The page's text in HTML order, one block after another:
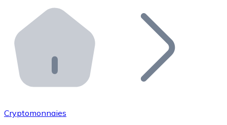
Distributeurs automatiques Bitnovo
Intégrez un ATM Bitnovo dans votre entreprise et
API Bitnovo
Intégrez notre API dans votre écosystème.
Rejoignez notre réseau de distributeurs et
Cryptomonnaies